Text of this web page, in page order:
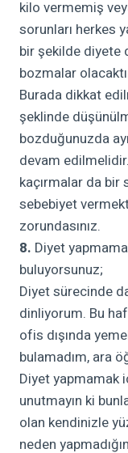
kilo vermemiş
sorunları herkes
bir şekilde diyete
bozmalar
Burada dikkat
şeklinde
bozduğunuzda
devam
kaçırmalar da
sebebiyet
zorundasınız.
8. Diyet
buluyorsunuz;
Diyet sürecinde
dinliyorum. Bu
ofis dışında
bulamadım, ara
Diyet yapmamak
unutmayın ki
olan kendinizle
neden